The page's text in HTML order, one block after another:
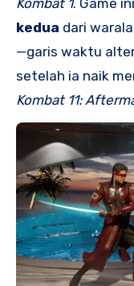
Kombat 1. Game
kedua dari
—garis waktu
setelah ia naik
Kombat 11: